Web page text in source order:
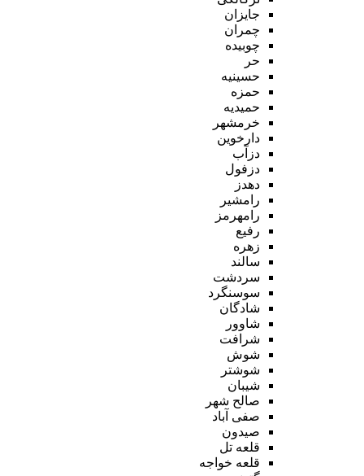
جایزان
چمران
چوبیده
حر
حسینیه
حمزه
حمیدیه
خرمشهر
دارخوین
دزآب
دزفول
دهدز
رامشیر
رامهرمز
رفیع
زهره
سالند
سردشت
سوسنگرد
شادگان
شاوور
شرافت
شوش
شوشتر
شیبان
صالح شهر
صفی آباد
صیدون
قلعه تل
قلعه خواجه